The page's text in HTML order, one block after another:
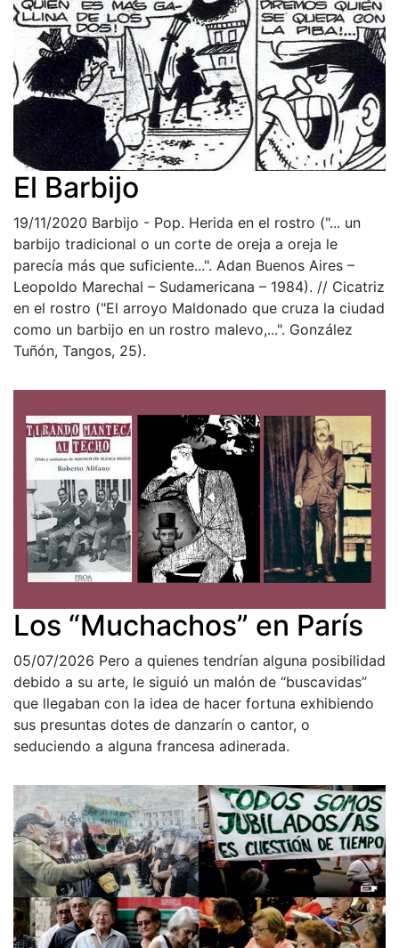
El Barbijo
19/11/2020 Barbijo - Pop. Herida en el rostro ("... un
barbijo tradicional o un corte de oreja a oreja le
parecía más que suficiente...". Adan Buenos Aires –
Leopoldo Marechal – Sudamericana – 1984). // Cicatriz
en el rostro ("El arroyo Maldonado que cruza la ciudad
como un barbijo en un rostro malevo,...". González
Tuñón, Tangos, 25).
Los “Muchachos” en París
05/07/2026 Pero a quienes tendrían alguna posibilidad
debido a su arte, le siguió un malón de “buscavidas”
que llegaban con la idea de hacer fortuna exhibiendo
sus presuntas dotes de danzarín o cantor, o
seduciendo a alguna francesa adinerada.